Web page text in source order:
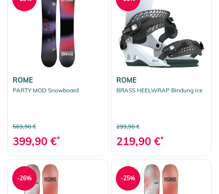
ROME
PARTY MOD Snowboard
569,90 €
399,90 €*
ROME
BRASS HEELWRAP Bindung ice
299,90 €
219,90 €*
-26% -25%